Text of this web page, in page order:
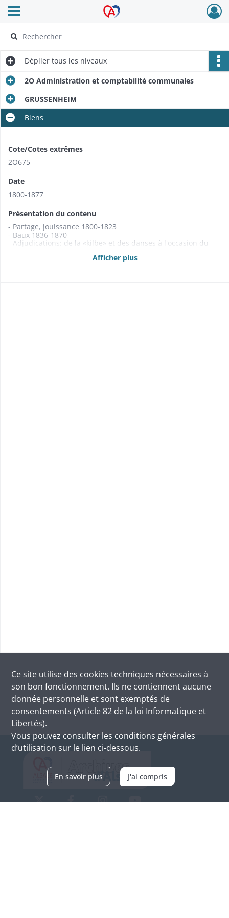
Archives Alsace - Colmar
Ouvrir le menu déroulant
Déplier tous les niveaux
2O Administration et comptabilité communales
GRUSSENHEIM
Biens
Cote/Cotes extrêmes
2O675
Date
1800-1877
Présentation du contenu
- Partage, jouissance 1800-1823
- Baux 1836-1870
- Adjudications: de la «kilbe» et des danses à l'occasion du
pêche (1850-1868); du regain, du foin et des herbes (1848-
Afficher plus
Ce site utilise des cookies techniques nécessaires à
son bon fonctionnement. Ils ne contiennent aucune
donnée personnelle et sont exemptés de
consentements (Article 82 de la loi Informatique et
Libertés).
Vous pouvez consulter les conditions générales
d’utilisation sur le lien ci-dessous.
En savoir plus J'ai compris